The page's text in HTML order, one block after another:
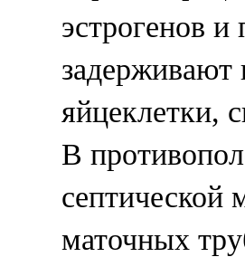
эстрогенов и
задерживают
яйцеклетки,
В
септической
маточных